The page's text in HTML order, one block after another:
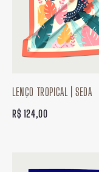
LENÇO TROPICAL | SEDA
R$ 124,00